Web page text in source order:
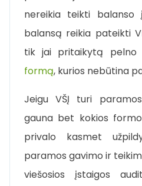
nereikia teikti
balansą reikia pateikti
tik jai pritaikytą pelno
formą, kurios nebūtina
Jeigu VŠĮ turi
gauna bet kokios
privalo kasmet
paramos gavimo ir
viešosios įstaigos